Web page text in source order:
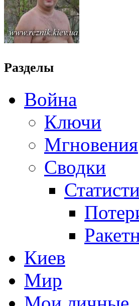
Разделы
Война
Ключи
Мгновения
Сводки
Киев
Мир